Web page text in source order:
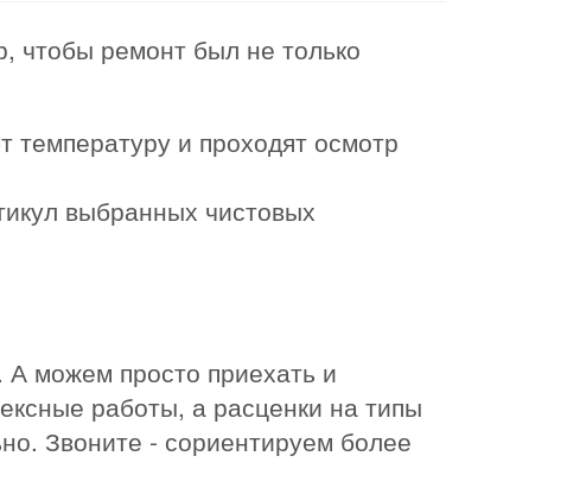
чтобы ремонт был не только
и проходят осмотр
выбранных чистовых
можем просто приехать и
работы, а расценки на типы
Звоните - сориентируем более